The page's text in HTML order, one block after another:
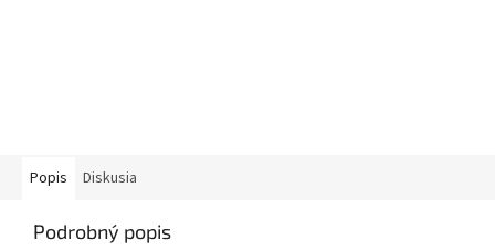
Popis Diskusia
Podrobný popis